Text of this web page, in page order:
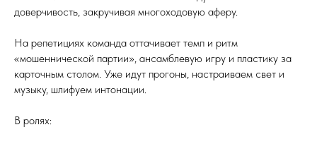
доверчивость, закручивая многоходовую аферу.
На репетициях команда оттачивает темп и ритм
«мошеннической партии», ансамблевую игру и пластику за
карточным столом. Уже идут прогоны, настраиваем свет и
музыку, шлифуем интонации.
В ролях: